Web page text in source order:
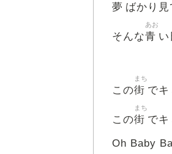
夢 ばかり 見
そんな青
あお
い
この街
まち
でキ
この街
まち
でキ
Oh Baby